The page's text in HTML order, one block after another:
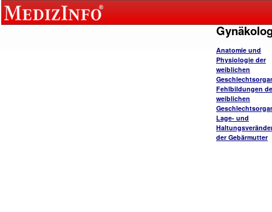
Anatomie und
Physiologie der
weiblichen
Fehlbildungen
weiblichen
Lage- und
der Gebärmutter